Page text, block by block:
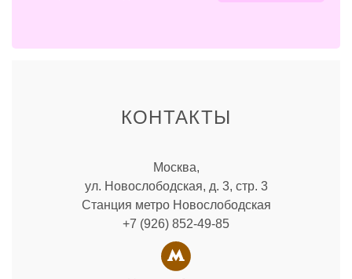
КОНТАКТЫ
Москва,
ул. Новослободская, д. 3, стр. 3
Станция метро Новослободская
+7 (926) 852-49-85